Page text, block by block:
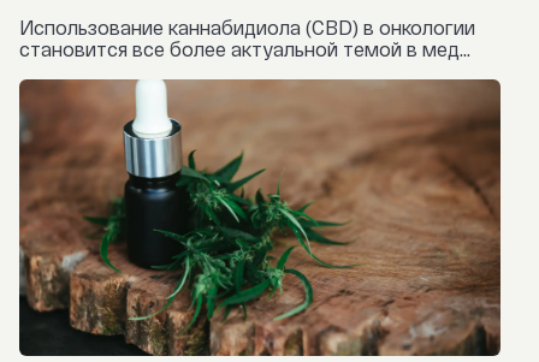
Использование каннабидиола (CBD) в онкологии
становится все более актуальной темой в мед...